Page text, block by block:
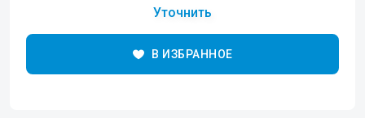
Уточнить
В ИЗБРАННОЕ